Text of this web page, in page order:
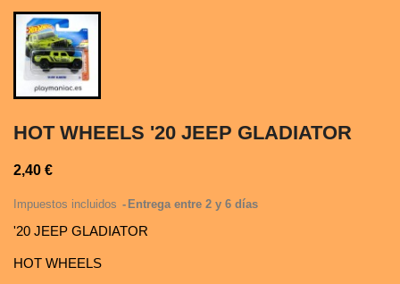
HOT WHEELS '20 JEEP GLADIATOR
2,40 €
Impuestos incluidos Entrega entre 2 y 6 días
'20 JEEP GLADIATOR
HOT WHEELS